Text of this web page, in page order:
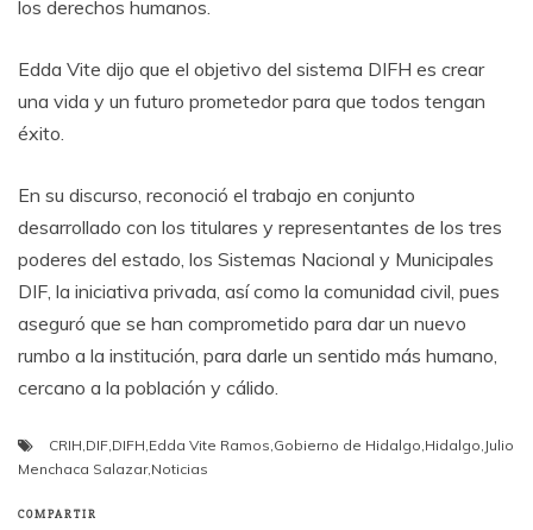
los derechos humanos.
Edda Vite dijo que el objetivo del sistema DIFH es crear
una vida y un futuro prometedor para que todos tengan
éxito.
En su discurso, reconoció el trabajo en conjunto
desarrollado con los titulares y representantes de los tres
poderes del estado, los Sistemas Nacional y Municipales
DIF, la iniciativa privada, así como la comunidad civil, pues
aseguró que se han comprometido para dar un nuevo
rumbo a la institución, para darle un sentido más humano,
cercano a la población y cálido.
CRIH DIF DIFH Edda Vite Ramos Gobierno de Hidalgo Hidalgo Julio
Menchaca Salazar, Noticias
COMPARTIR